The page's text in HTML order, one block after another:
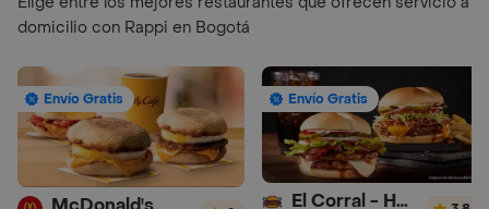
domicilio con Rappi en Bogotá
Envío Gratis Envío Gratis
El Corral - Hamburguesa